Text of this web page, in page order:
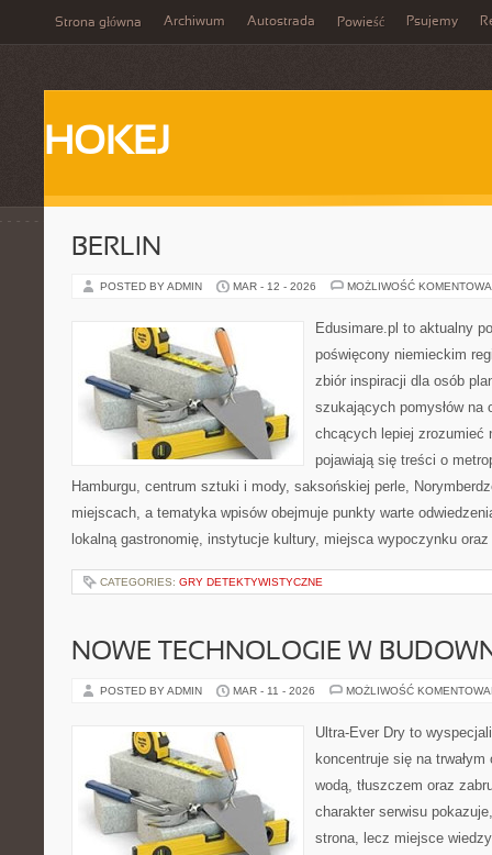
Strona główna Archiwum Autostrada Powieść Psujemy
HOKEJ
BERLIN
POSTED BY ADMIN MAR - 12 - 2026 MOŻLIWOŚĆ
Edusimare.pl to aktualny
poświęcony niemieckim
zbiór inspiracji dla osób
szukających pomysłów
chcących lepiej zrozumieć
pojawiają się treści o
Hamburgu, centrum sztuki i mody, saksońskiej perle,
miejscach, a tematyka wpisów obejmuje punkty warte
lokalną gastronomię, instytucje kultury, miejsca wypoczynku
CATEGORIES: GRY DETEKTYWISTYCZNE
NOWE TECHNOLOGIE W
POSTED BY ADMIN MAR - 11 - 2026 MOŻLIWOŚĆ
Ultra-Ever Dry to
koncentruje się na trwałym
wodą, tłuszczem oraz
charakter serwisu
strona, lecz miejsce